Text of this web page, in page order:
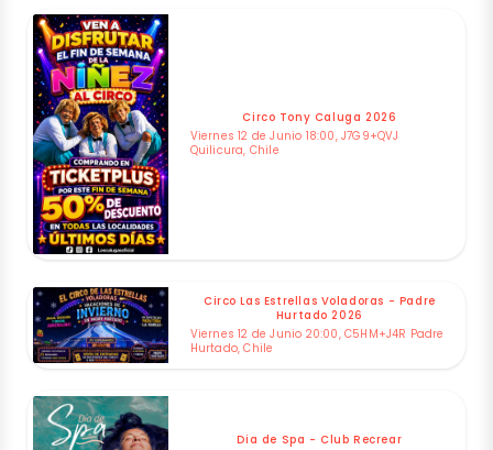
Circo Tony Caluga 2026
Viernes 12 de Junio 18:00, J7G9+QVJ
Quilicura, Chile
Circo Las Estrellas Voladoras - Padre
Hurtado 2026
Viernes 12 de Junio 20:00, C5HM+J4R Padre
Hurtado, Chile
Dia de Spa - Club Recrear